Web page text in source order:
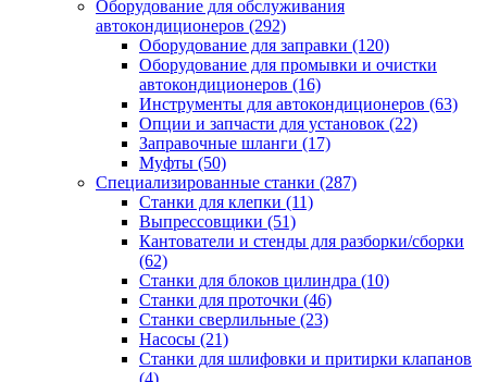
Оборудование для обслуживания
автокондиционеров (292)
Оборудование для заправки (120)
Оборудование для промывки и очистки
автокондиционеров (16)
Инструменты для автокондиционеров (63)
Опции и запчасти для установок (22)
Заправочные шланги (17)
Муфты (50)
Специализированные станки (287)
Станки для клепки (11)
Выпрессовщики (51)
Кантователи и стенды для разборки/сборки
(62)
Станки для блоков цилиндра (10)
Станки для проточки (46)
Станки сверлильные (23)
Насосы (21)
Станки для шлифовки и притирки клапанов
(4)